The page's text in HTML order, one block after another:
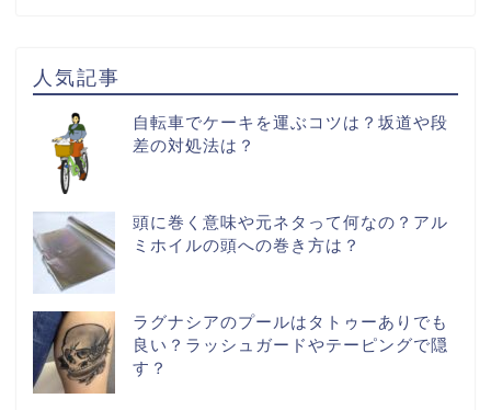
人気記事
自転車でケーキを運ぶコツは？坂道や段
差の対処法は？
頭に巻く意味や元ネタって何なの？アル
ミホイルの頭への巻き方は？
ラグナシアのプールはタトゥーありでも
良い？ラッシュガードやテーピングで隠
す？